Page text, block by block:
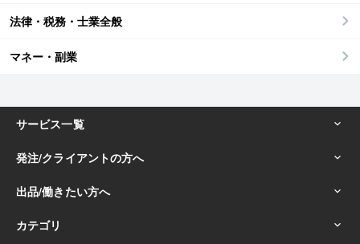
法律・税務・士業全般
マネー・副業